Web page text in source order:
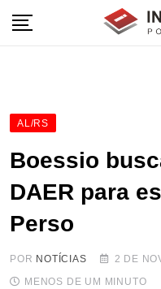
AL/RS
Boessio
DAER para
Perso
POR NOTÍCIAS
2 DE
MENOS DE UM MINUTO